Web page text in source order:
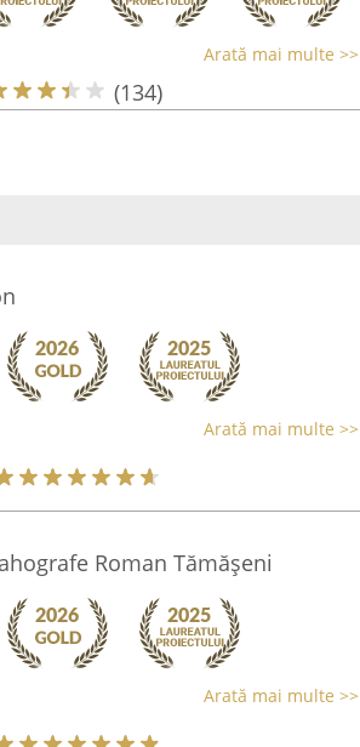
Arată mai multe >>
(134)
Arată mai multe >>
Roman Tămășeni
Arată mai multe >>